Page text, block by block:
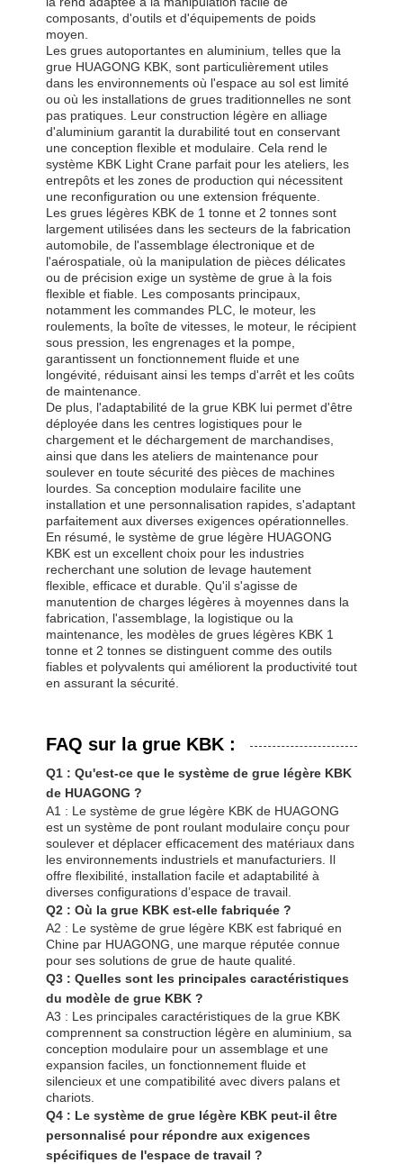
Bloc de poulie de grue
Grippages
Grue
Moteur à engrenages et frein
Hisser
Équipement de transport
Appareils de levage
Accessoires de grue
composants, d'outils et d'équipements de poids
moyen.
Les grues autoportantes en aluminium, telles que la
grue HUAGONG KBK, sont particulièrement utiles
dans les environnements où l'espace au sol est limité
ou où les installations de grues traditionnelles ne sont
pas pratiques. Leur construction légère en alliage
d'aluminium garantit la durabilité tout en conservant
une conception flexible et modulaire. Cela rend le
système KBK Light Crane parfait pour les ateliers, les
entrepôts et les zones de production qui nécessitent
une reconfiguration ou une extension fréquente.
Les grues légères KBK de 1 tonne et 2 tonnes sont
largement utilisées dans les secteurs de la fabrication
automobile, de l'assemblage électronique et de
l'aérospatiale, où la manipulation de pièces délicates
ou de précision exige un système de grue à la fois
flexible et fiable. Les composants principaux,
notamment les commandes PLC, le moteur, les
roulements, la boîte de vitesses, le moteur, le récipient
sous pression, les engrenages et la pompe,
garantissent un fonctionnement fluide et une
longévité, réduisant ainsi les temps d'arrêt et les coûts
de maintenance.
De plus, l'adaptabilité de la grue KBK lui permet d'être
déployée dans les centres logistiques pour le
chargement et le déchargement de marchandises,
ainsi que dans les ateliers de maintenance pour
soulever en toute sécurité des pièces de machines
lourdes. Sa conception modulaire facilite une
installation et une personnalisation rapides, s'adaptant
parfaitement aux diverses exigences opérationnelles.
En résumé, le système de grue légère HUAGONG
KBK est un excellent choix pour les industries
recherchant une solution de levage hautement
flexible, efficace et durable. Qu'il s'agisse de
manutention de charges légères à moyennes dans la
fabrication, l'assemblage, la logistique ou la
maintenance, les modèles de grues légères KBK 1
tonne et 2 tonnes se distinguent comme des outils
fiables et polyvalents qui améliorent la productivité tout
en assurant la sécurité.
FAQ sur la grue KBK :
Q1 : Qu'est-ce que le système de grue légère KBK
de HUAGONG ?
A1 : Le système de grue légère KBK de HUAGONG
est un système de pont roulant modulaire conçu pour
soulever et déplacer efficacement des matériaux dans
les environnements industriels et manufacturiers. Il
offre flexibilité, installation facile et adaptabilité à
diverses configurations d’espace de travail.
Q2 : Où la grue KBK est-elle fabriquée ?
A2 : Le système de grue légère KBK est fabriqué en
Chine par HUAGONG, une marque réputée connue
pour ses solutions de grue de haute qualité.
Q3 : Quelles sont les principales caractéristiques
du modèle de grue KBK ?
A3 : Les principales caractéristiques de la grue KBK
comprennent sa construction légère en aluminium, sa
conception modulaire pour un assemblage et une
expansion faciles, un fonctionnement fluide et
silencieux et une compatibilité avec divers palans et
chariots.
Q4 : Le système de grue légère KBK peut-il être
personnalisé pour répondre aux exigences
spécifiques de l'espace de travail ?